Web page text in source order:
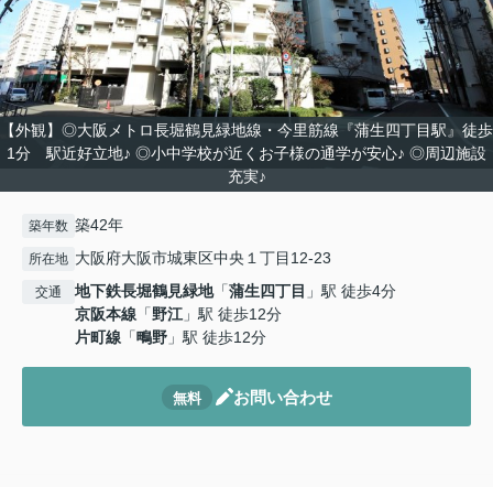
【外観】◎大阪メトロ長堀鶴見緑地線・今里筋線『蒲生四丁目駅』徒歩
1分 駅近好立地♪ ◎小中学校が近くお子様の通学が安心♪ ◎周辺施設
充実♪
築年数 築42年
所在地 大阪府大阪市城東区中央１丁目12-23
交通 地下鉄長堀鶴見緑地「蒲生四丁目 」駅 徒歩4分
京阪本線 「野江」駅 徒歩12分
片町線 「鴫野 」駅 徒歩12分
無料 お問い合わせ